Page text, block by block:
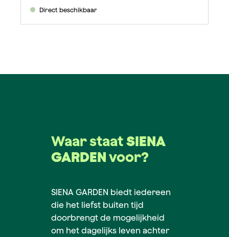
Direct beschikbaar
Waar staatSIENA
GARDENvoor?
SIENA GARDEN biedt iedereen
die het liefst buiten tijd
doorbrengt de mogelijkheid
om het dagelijks leven achter